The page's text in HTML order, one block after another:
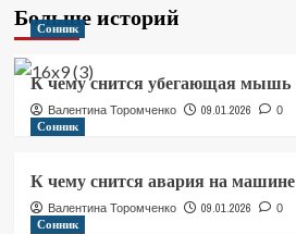
Больше историй
Сонник
К чему снится убегающая мышь
Валентина Торомченко 09.01.2026 0
Сонник
К чему снится авария на машине
Валентина Торомченко 09.01.2026 0
Сонник